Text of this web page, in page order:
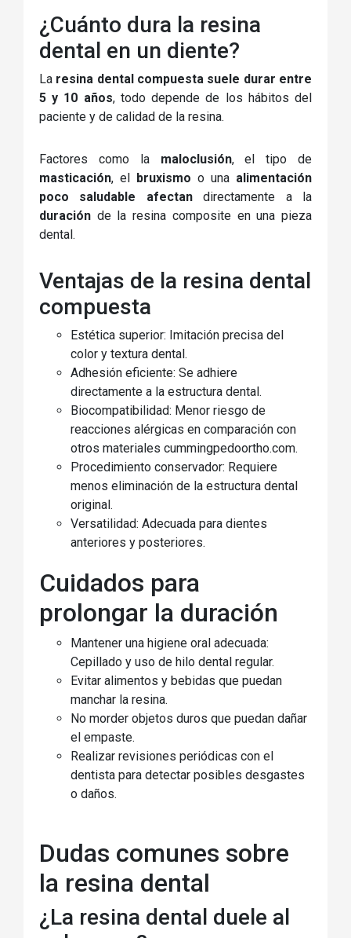
¿Cuánto dura la resina
dental en un diente?
La resina dental compuesta suele durar entre
5 y 10 años, todo depende de los hábitos del
paciente y de calidad de la resina.
Factores como la maloclusión, el tipo de
masticación, el bruxismo o una alimentación
poco saludable
afectandirectamente a la
duración de la resina composite en una pieza
dental.
Ventajas de la resina dental
compuesta
Estética superior: Imitación precisa del
color y textura dental.
Adhesión eficiente: Se adhiere
directamente a la estructura dental.
Biocompatibilidad: Menor riesgo de
reacciones alérgicas en comparación con
otros materiales cummingpedoortho.com.
Procedimiento conservador: Requiere
menos eliminación de la estructura dental
original.
Versatilidad: Adecuada para dientes
anteriores y posteriores.
Cuidados para
prolongar la duración
Mantener una higiene oral adecuada:
Cepillado y uso de hilo dental regular.
Evitar alimentos y bebidas que puedan
manchar la resina.
No morder objetos duros que puedan dañar
el empaste.
Realizar revisiones periódicas con el
dentista para detectar posibles desgastes
o daños.
Dudas comunes sobre
la resina dental
¿La resina dental duele al